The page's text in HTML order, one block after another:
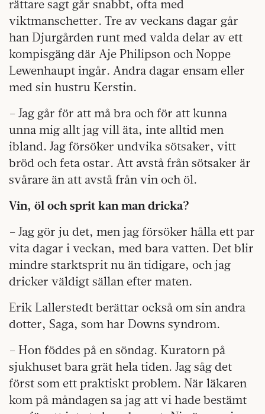
rättare sagt går snabbt, ofta med
viktmanschetter. Tre av veckans dagar går
han Djurgården runt med valda delar av ett
kompisgäng där Aje Philipson och Noppe
Lewenhaupt ingår. Andra dagar ensam eller
med sin hustru Kerstin.
– Jag går för att må bra och för att kunna
unna mig allt jag vill äta, inte alltid men
ibland. Jag försöker undvika sötsaker, vitt
bröd och feta ostar. Att avstå från sötsaker är
svårare än att avstå från vin och öl.
Vin, öl och sprit kan man dricka?
– Jag gör ju det, men jag försöker hålla ett par
vita dagar i veckan, med bara vatten. Det blir
mindre starktsprit nu än tidigare, och jag
dricker väldigt sällan efter maten.
Erik Lallerstedt berättar också om sin andra
dotter, Saga, som har Downs syndrom.
– Hon föddes på en söndag. Kuratorn på
sjukhuset bara grät hela tiden. Jag såg det
först som ett praktiskt problem. När läkaren
kom på måndagen sa jag att vi hade bestämt